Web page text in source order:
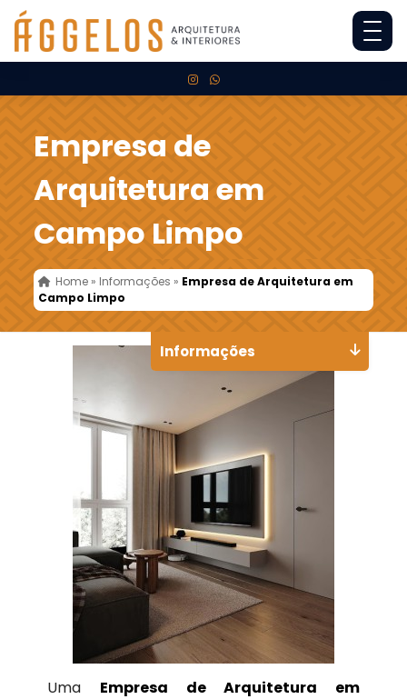
Empresa de
Arquitetura em
Campo Limpo
Home » Informações » Empresa de Arquitetura em
Campo Limpo
Uma Empresa de Arquitetura em
Informações